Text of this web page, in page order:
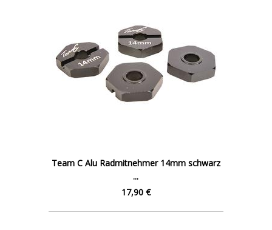
Team C Alu Radmitnehmer 14mm schwarz
...
17,90 €